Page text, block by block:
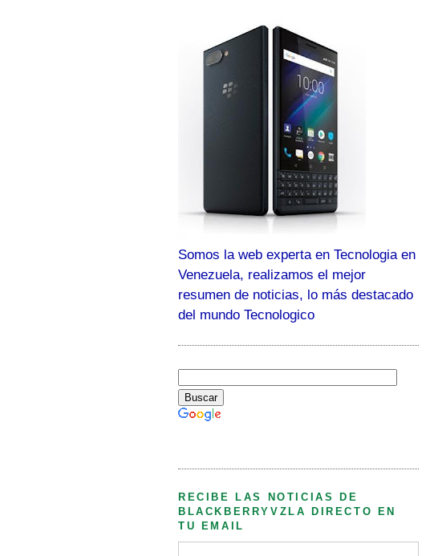
Somos la web experta en Tecnologia en
Venezuela, realizamos el mejor
resumen de noticias, lo más destacado
del mundo Tecnologico
RECIBE LAS NOTICIAS DE
BLACKBERRYVZLA DIRECTO EN
TU EMAIL